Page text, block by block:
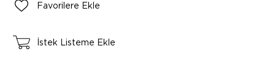
Favorilere Ekle
İstek Listeme Ekle